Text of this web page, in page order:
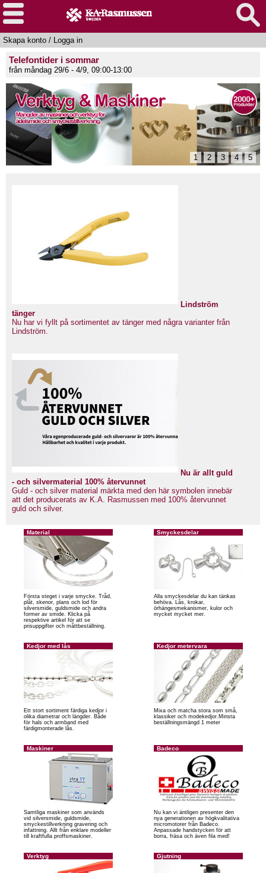
Skapa konto / Logga in
Telefontider i sommar
från måndag 29/6 - 4/9, 09:00-13:00
1 2 3 4 5
Lindström
tänger
Nu har vi fyllt på sortimentet av tänger med några varianter från
Lindström.
Nu är allt guld
- och silvermaterial 100% återvunnet
Guld - och silver material märkta med den här symbolen innebär
att det producerats av K.A. Rasmussen med 100% återvunnet
guld och silver.
Material
Första steget i varje smycke. Tråd,
plåt, skenor, plans och lod för
silversmide, guldsmide och andra
former av smide. Klicka på
respektive artikel för att se
prisuppgifter och måttbeställning.
Smyckesdelar
Alla smyckesdelar du kan tänkas
behöva. Lås, krokar,
örhängesmekanismer, kulor och
mycket mycket mer.
Kedjor med lås
Ett stort sortiment färdiga kedjor i
olika diametrar och längder. Både
för hals och armband med
färdigmonterade lås.
Kedjor metervara
Mixa och matcha stora som små,
klassiker och modekedjor.Minsta
beställningsmängd 1 meter
Maskiner
Samtliga maskiner som används
vid silversmide, guldsmide,
smyckestillverkning gravering och
infattning. Allt från enklare modeller
till kraftfulla proffsmaskiner.
Badeco
Nu kan vi äntligen presenter den
nya generationen av högkvalitativa
micromotorer från Badeco.
Anpassade handstycken för att
borra, fräsa och även fila med!
Verktyg Gjutning